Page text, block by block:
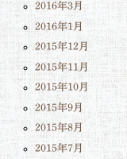
2016年3月
2016年1月
2015年12月
2015年11月
2015年10月
2015年9月
2015年8月
2015年7月